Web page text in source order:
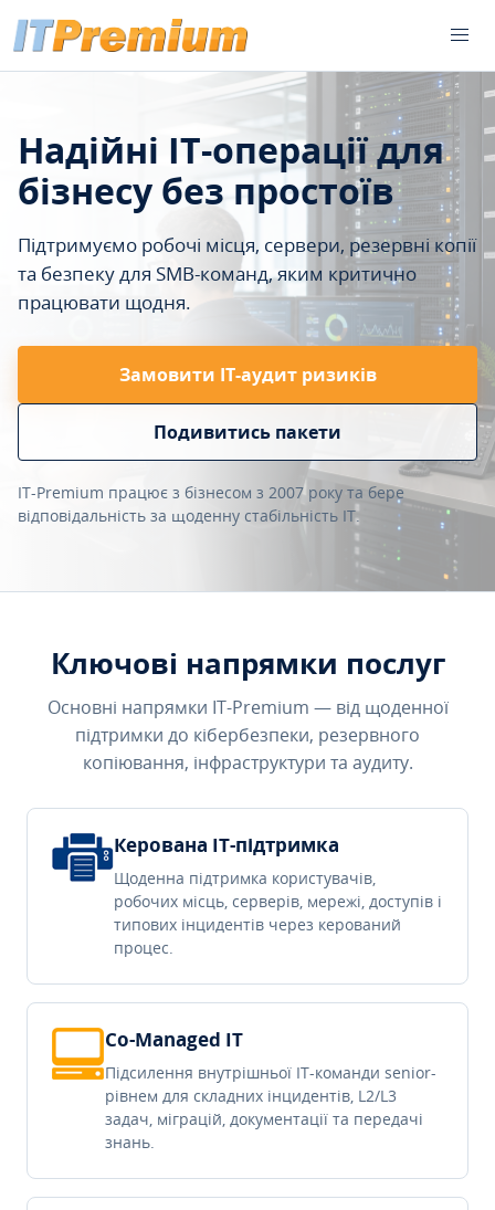
Надійні IT-операції для
бізнесу без простоїв
Підтримуємо робочі місця, сервери, резервні копії
та безпеку для SMB-команд, яким критично
працювати щодня.
Замовити ІТ-аудит ризиків
Подивитись пакети
IT-Premium працює з бізнесом з 2007 року та бере
відповідальність за щоденну стабільність IT.
Ключові напрямки послуг
Основні напрямки IT-Premium — від щоденної
підтримки до кібербезпеки, резервного
копіювання, інфраструктури та аудиту.
Керована IT-підтримка
Щоденна підтримка користувачів,
робочих місць, серверів, мережі, доступів і
типових інцидентів через керований
процес.
Co-Managed IT
Підсилення внутрішньої IT-команди senior-
рівнем для складних інцидентів, L2/L3
задач, міграцій, документації та передачі
знань.